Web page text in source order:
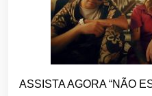
ASSISTA AGORA “NÃO